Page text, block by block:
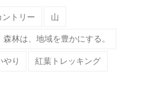
トリー
山
森林は、地域を豊かにする。
やり
紅葉トレッキング